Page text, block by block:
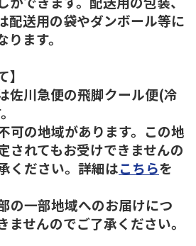
配送用の袋やダンボール等に
ます。
佐川急便の飛脚クール便(冷
可の地域があります。この地
されてもお受けできませんの
ください。詳細はこちらを
の一部地域へのお届けにつ
ませんのでご了承ください。